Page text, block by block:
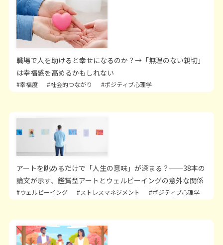
職場で人を助けると幸せになるのか？→「無理のない親切」
は幸福感を高めるかもしれない
#幸福度 #社会的つながり #ポジティブ心理学
アートを眺めるだけで「人生の意味」が深まる？──38本の
論文が示す、鑑賞型アートとウェルビーイングの意外な関係
#ウェルビーイング #ストレスマネジメント #ポジティブ心理学